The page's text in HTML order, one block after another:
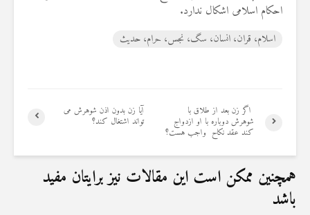
احکام اسلامی اشکال ندارد.
اسلام، قران، انسان، سگ، نجس، حرام، حدیث
آیا زن بدون اذن شوهرش می
تواند اشتغال کند؟
اگر زن بعد از طلاق با
شوهرش دوباره با او ازدواج
کند عقد نکاح واجب هست؟
همچنین ممکن است این مقالات نیز برایتان مفید
باشد